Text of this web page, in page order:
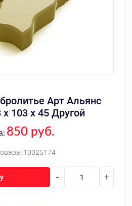
Арт Альянс
103 х 45 Другой
10025174
850 руб.
- +